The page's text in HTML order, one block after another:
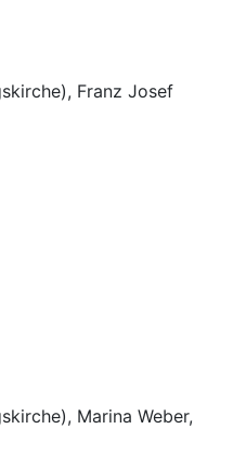
Franz Josef
Marina Weber,